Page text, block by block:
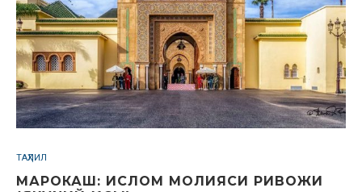
ТАҲЛИЛ
МАРОКАШ: ИСЛОМ МОЛИЯСИ РИВОЖИ